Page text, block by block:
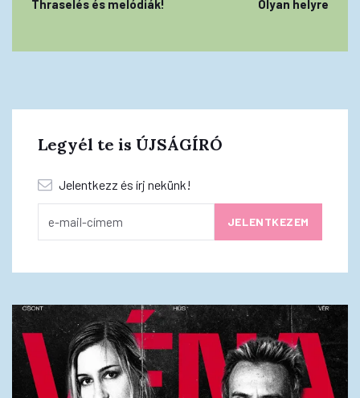
Thraselés és melódiák! Olyan helyre
Legyél te is ÚJSÁGÍRÓ
Jelentkezz és írj nekünk!